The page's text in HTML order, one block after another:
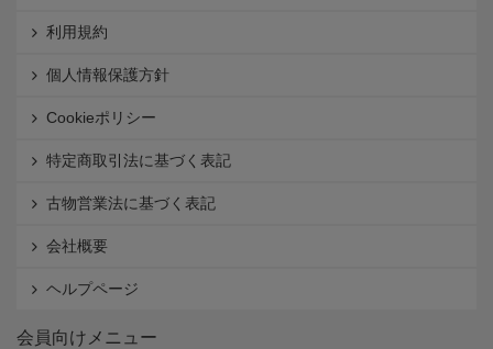
利用規約
個人情報保護方針
Cookieポリシー
特定商取引法に基づく表記
古物営業法に基づく表記
会社概要
ヘルプページ
会員向けメニュー